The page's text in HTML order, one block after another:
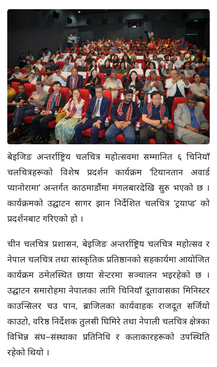
बेइजिङ अन्तर्राष्ट्रिय चलचित्र महोत्सवमा सम्मानित ६ चिनियाँ
चलचित्रहरूको विशेष प्रदर्शन कार्यक्रम ‘टियानतान अवार्ड
प्यानोरामा’ अन्तर्गत काठमाडौंमा मंगलबारदेखि सुरु भएको छ ।
कार्यक्रमको उद्घाटन सागर झान निर्देशित चलचित्र ‘ट्रयाप्ड’ को
प्रदर्शनबाट गरिएको हो ।
चीन चलचित्र प्रशासन, बेइजिङ अन्तर्राष्ट्रिय चलचित्र महोत्सव र
नेपाल चलचित्र तथा सांस्कृतिक प्रतिष्ठानको सहकार्यमा आयोजित
कार्यक्रम ठमेलस्थित छाया सेन्टरमा सञ्चालन भइरहेको छ ।
उद्घाटन समारोहमा नेपालका लागि चिनियाँ दूतावासका मिनिस्टर
काउन्सिलर चउ पान, ब्राजिलका कार्यवाहक राजदूत सर्जियो
काउटो, वरिष्ठ निर्देशक तुलसी घिमिरे तथा नेपाली चलचित्र क्षेत्रका
विभिन्न संघ–संस्थाका प्रतिनिधि र कलाकारहरूको उपस्थिति
रहेको थियो ।